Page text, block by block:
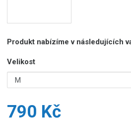
Produkt nabízíme v následujících
Velikost
790 Kč